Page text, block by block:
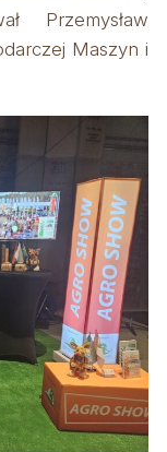
Przemysław
Maszyn i